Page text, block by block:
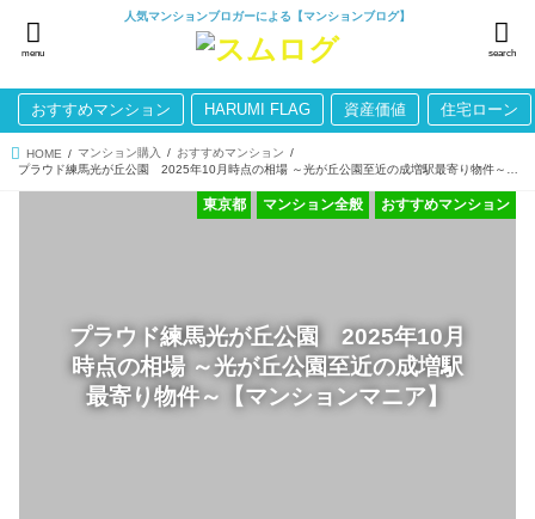
人気マンションブロガーによる【マンションブログ】
search
menu
おすすめマンション HARUMI FLAG 資産価値 住宅ローン
HOME マンション購入
おすすめマンション
プラウド練馬光が丘公園 2025年10月
時点の相場 ～光が丘公園至近の成増駅
最寄り物件～【マンションマニア】
おすすめマンション
マンション全般
東京都